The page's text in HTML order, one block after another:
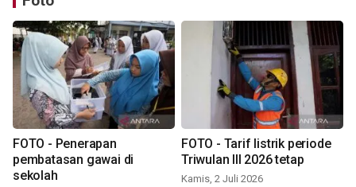
FOTO - Penerapan
pembatasan gawai di
sekolah
FOTO - Tarif listrik periode
Triwulan III 2026 tetap
Kamis, 2 Juli 2026